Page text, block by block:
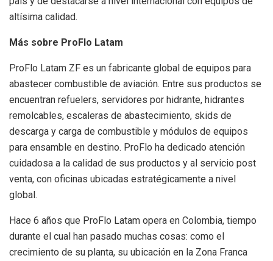
altísima calidad.
Más sobre ProFlo Latam
ProFlo Latam ZF es un fabricante global de equipos para
abastecer combustible de aviación. Entre sus productos se
encuentran refuelers, servidores por hidrante, hidrantes
remolcables, escaleras de abastecimiento, skids de
descarga y carga de combustible y módulos de equipos
para ensamble en destino. ProFlo ha dedicado atención
cuidadosa a la calidad de sus productos y al servicio post
venta, con oficinas ubicadas estratégicamente a nivel
global.
Hace 6 años que ProFlo Latam opera en Colombia, tiempo
durante el cual han pasado muchas cosas: como el
crecimiento de su planta, su ubicación en la Zona Franca